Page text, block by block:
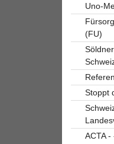
Uno-
(FU)
Stoppt
ACTA